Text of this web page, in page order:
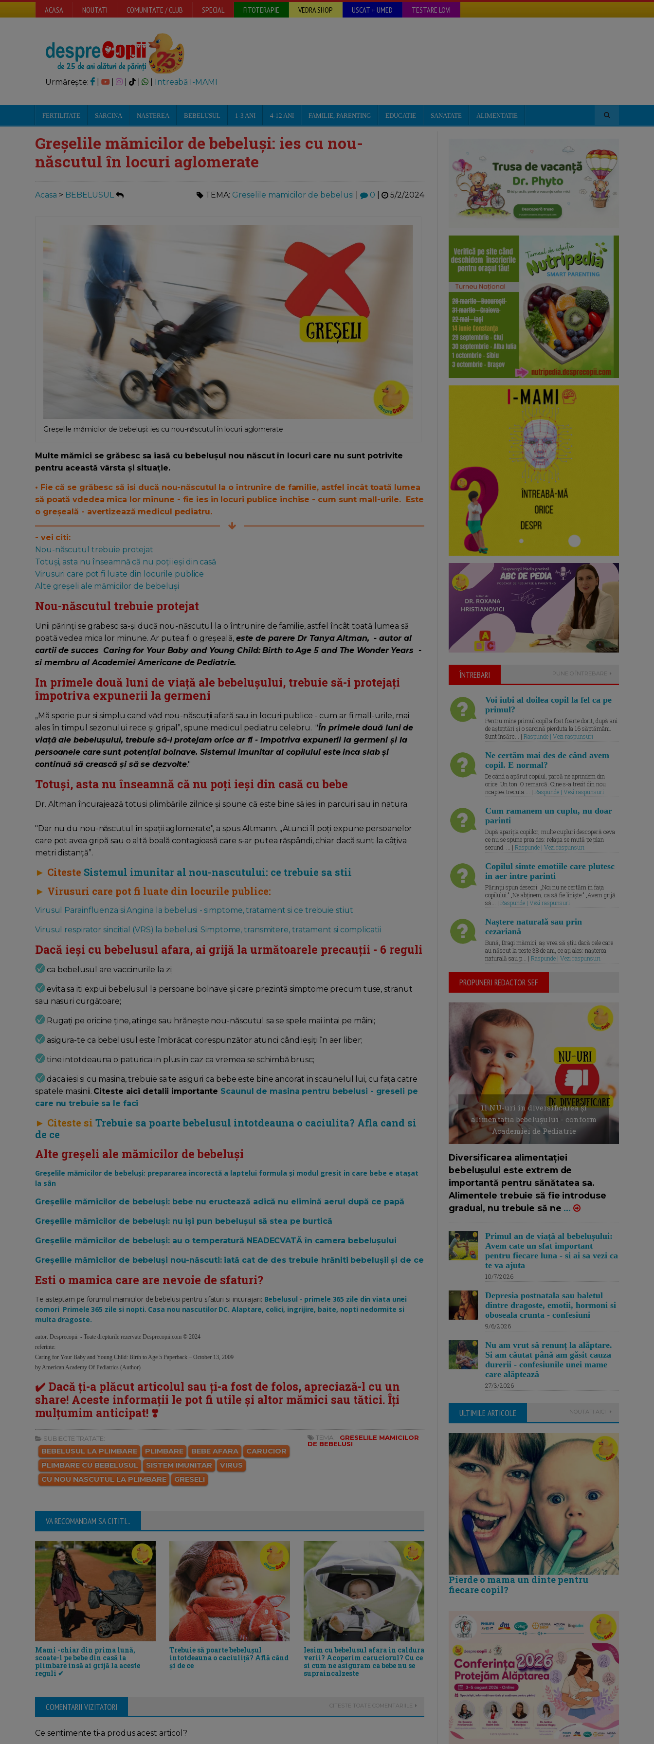
ACASA NOUTATI COMUNITATE / CLUB SPECIAL FITOTERAPIE VEDRA SHOP USCAT + UMED TESTARE LOVI
Urmărește: | | Intreabă I-MAMI
FERTILITATE SARCINA NASTEREA BEBELUSUL 1-3 ANI 4-12 ANI FAMILIE, PARENTING EDUCATIE SANATATE ALIMENTATIE
Greșelile mămicilor de bebeluși: ies cu nou-
născutul în locuri aglomerate
Acasa > BEBELUSUL TEMA: Greselile mamicilor de bebelusi 0 5/2/2024
Greșelile mămicilor de bebeluși: ies cu nou-născutul în locuri aglomerate
Multe mămici se grăbesc sa iasă cu bebelușul nou născut în locuri care nu sunt potrivite
pentru această vârsta și situație.
• Fie că se grăbesc să isi ducă nou-născutul la o întrunire de familie, astfel încât toată lumea
să poată vdedea mica lor minune - fie ies in locuri publice inchise - cum sunt mall-urile. Este
o greșeală - avertizează medicul pediatru.
- vei citi:
Nou-născutul trebuie protejat
Totuși, asta nu înseamnă că nu poți ieși din casă
Virusuri care pot fi luate din locurile publice
Alte greșeli ale mămicilor de bebeluși
Nou-născutul trebuie protejat
Unii părinți se grabesc sa-și ducă nou-născutul la o întrunire de familie, astfel încât toată lumea să
poată vedea mica lor minune. Ar putea fi o greșeală, este de parere Dr Tanya Altman, - autor al
cartii de succes Caring for Your Baby and Young Child: Birth to Age 5 and The Wonder Years -
si membru al Academiei Americane de Pediatrie.
In primele două luni de viață ale bebelușului, trebuie să-i protejați
împotriva expunerii la germeni
„Mă sperie pur si simplu cand văd nou-născuții afară sau in locuri publice - cum ar fi mall-urile, mai
ales în timpul sezonului rece și gripal”, spune medicul pediatru celebru. "În primele două luni de
viață ale bebelușului, trebuie să-l protejam orice ar fi - împotriva expunerii la germeni și la
persoanele care sunt potențial bolnave. Sistemul imunitar al copilului este inca slab și
continuă să crească și să se dezvolte."
Totuși, asta nu înseamnă că nu poți ieși din casă cu bebe
Dr. Altman încurajează totusi plimbările zilnice și spune că este bine să iesi in parcuri sau in natura.
"Dar nu du nou-născutul în spații aglomerate", a spus Altmann. „Atunci îl poți expune persoanelor
care pot avea gripă sau o altă boală contagioasă care s-ar putea răspândi, chiar dacă sunt la câțiva
metri distanță”.
► Citeste Sistemul imunitar al nou-nascutului: ce trebuie sa stii
► Virusuri care pot fi luate din locurile publice:
Virusul Parainfluenza si Angina la bebelusi - simptome, tratament si ce trebuie stiut
Virusul respirator sincitial (VRS) la bebelusi. Simptome, transmitere, tratament si complicatii
Dacă ieși cu bebelusul afara, ai grijă la următoarele precauții - 6 reguli
ca bebelusul are vaccinurile la zi;
evita sa iti expui bebelusul la persoane bolnave și care prezintă simptome precum tuse, stranut
sau nasuri curgătoare;
Rugați pe oricine ține, atinge sau hrănește nou-născutul sa se spele mai intai pe mâini;
asigura-te ca bebelusul este îmbrăcat corespunzător atunci când ieșiți în aer liber;
tine intotdeauna o paturica in plus in caz ca vremea se schimbă brusc;
daca iesi si cu masina, trebuie sa te asiguri ca bebe este bine ancorat in scaunelul lui, cu fața catre
spatele masinii. Citeste aici detalii importante Scaunul de masina pentru bebelusi - greseli pe
care nu trebuie sa le faci
► Citeste si Trebuie sa poarte bebelusul intotdeauna o caciulita? Afla cand si
de ce
Alte greșeli ale mămicilor de bebeluși
Greșelile mămicilor de bebeluși: prepararea incorectă a laptelui formula și modul gresit in care bebe e atașat
la sân
Greșelile mămicilor de bebeluși: bebe nu eructează adică nu elimină aerul după ce papă
Greșelile mămicilor de bebeluși: nu iși pun bebelușul să stea pe burtică
Greșelile mămicilor de bebeluși: au o temperatură NEADECVATĂ în camera bebelușului
Greșelile mămicilor de bebeluși nou-născuti: iată cat de des trebuie hrăniti bebelușii și de ce
Esti o mamica care are nevoie de sfaturi?
Te asteptam pe forumul mamicilor de bebelusi pentru sfaturi si incurajari: Bebelusul - primele 365 zile din viata unei
comori Primele 365 zile si nopti. Casa nou nascutilor DC. Alaptare, colici, ingrijire, baite, nopti nedormite si
multa dragoste.
autor: Desprecopii - Toate drepturile rezervate Desprecopii.com © 2024
referinte:
Caring for Your Baby and Young Child: Birth to Age 5 Paperback – October 13, 2009
by American Academy Of Pediatrics (Author)
✔️ Dacă ți-a plăcut articolul sau ți-a fost de folos, apreciază-l cu un
share! Aceste informații le pot fi utile și altor mămici sau tătici. Îți
mulțumim anticipat! ❣️
SUBIECTE TRATATE:
BEBELUSUL LA PLIMBARE PLIMBARE BEBE AFARA
CARUCIOR
PLIMBARE CU BEBELUSUL
SISTEM IMUNITAR
VIRUS
CU NOU NASCUTUL LA PLIMBARE
GRESELI
TEMA:
GRESELILE MAMICILOR
DE BEBELUSI
VA RECOMANDAM SA CITITI...
Mami -chiar din prima lună,
scoate-l pe bebe din casă la
plimbare insă ai grijă la aceste
reguli ✔
Trebuie să poarte bebelușul
intotdeauna o caciuliță? Află când
și de ce
Iesim cu bebelusul afara in caldura
verii? Acoperim caruciorul? Cu ce
si cum ne asiguram ca bebe nu se
supraincalzeste
COMENTARII VIZITATORI CITESTE TOATE COMENTARIILE
Ce sentimente ti-a produs acest articol?
ÎNTREBARI PUNE O ÎNTREBARE
Voi iubi al doilea copil la fel ca pe
primul?
Pentru mine primul copil a fost foarte dorit, după ani
de așteptări și o sarcină pierduta la 16 săptămâni.
Sunt însărc... | Raspunde | Vezi raspunsuri
Ne certăm mai des de când avem
copil. E normal?
De când a apărut copilul, parcă ne aprindem din
orice. Un ton. O remarcă. Cine s-a trezit din nou
noaptea trecuta.... | Raspunde | Vezi raspunsuri
Cum ramanem un cuplu, nu doar
parinti
După apariția copiilor, multe cupluri descoperă ceva
ce nu se spune prea des: relația se mută pe plan
secund. ... | Raspunde | Vezi raspunsuri
Copilul simte emotiile care plutesc
in aer intre parinti
Părinții spun deseori: „Noi nu ne certăm în fața
copilului.” „Ne abținem, ca să fie liniște.” „Avem grijă
să... | Raspunde | Vezi raspunsuri
Naștere naturală sau prin
cezariană
Bună, Dragi mămici, aș vrea să știu dacă cele care
au născut la peste 38 de ani, ce ați ales: nașterea
naturală sau p... | Raspunde | Vezi raspunsuri
PROPUNERI REDACTOR SEF
11 NU-uri in diversificarea și
alimentația bebelușului - conform
Academiei de Pediatrie
Diversificarea alimentației
bebelușului este extrem de
importantă pentru sănătatea sa.
Alimentele trebuie să fie introduse
gradual, nu trebuie să ne ...
Primul an de viață al bebelușului:
Avem cate un sfat important
pentru fiecare luna - si ai sa vezi ca
te va ajuta
10/7/2026
Depresia postnatala sau baletul
dintre dragoste, emotii, hormoni si
oboseala crunta - confesiuni
9/6/2026
Nu am vrut să renunț la alăptare.
Si am căutat până am găsit cauza
durerii - confesiunile unei mame
care alăptează
27/3/2026
ULTIMILE ARTICOLE NOUTATI AICI
Pierde o mama un dinte pentru
fiecare copil?